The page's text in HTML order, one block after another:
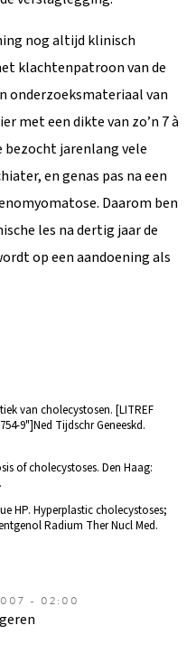
nog altijd klinisch
klachtenpatroon van de
onderzoeksmateriaal van
met een dikte van zo’n 7 à
bezocht jarenlang vele
en genas pas na een
Daarom ben
les na dertig jaar de
op een aandoening als
van cholecystosen. [LITREF
9"]Ned Tijdschr Geneeskd.
of cholecystoses. Den Haag:
HP. Hyperplastic cholecystoses;
Radium Ther Nucl Med.
- 02:00